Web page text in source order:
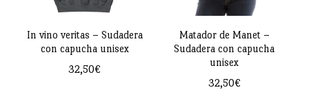
se
pueden
elegir
en
pueden
elegir
en
la
In vino veritas – Sudadera
con capucha unisex
32,50€
Matador de Manet –
Sudadera con capucha
unisex
32,50€